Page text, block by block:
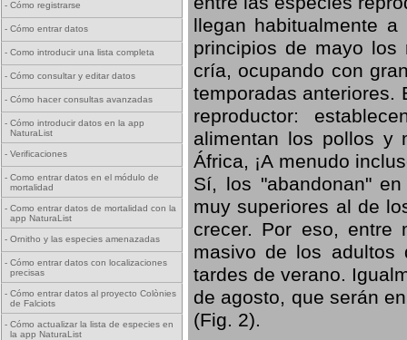
- Cómo registrarse
- Cómo entrar datos
- Como introducir una lista completa
- Cómo consultar y editar datos
- Cómo hacer consultas avanzadas
- Cómo introducir datos en la app
NaturaList
- Verificaciones
- Como entrar datos en el módulo de
mortalidad
- Como entrar datos de mortalidad con la
app NaturaList
- Ornitho y las especies amenazadas
- Cómo entrar datos con localizaciones
precisas
- Cómo entrar datos al proyecto Colònies
de Falciots
- Cómo actualizar la lista de especies en
la app NaturaList
llegan habitualmente
principios de mayo los
cría, ocupando con
temporadas anteriores.
reproductor:
alimentan los pollos y
África, ¡A menudo
Sí, los "abandonan"
muy superiores al de
crecer. Por eso, entre
masivo de los adultos
tardes de verano.
de agosto, que serán
(Fig. 2).